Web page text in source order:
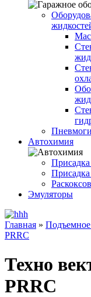
Автохимия
Эмуляторы
Главная » Подъемное
PRRC
Техно
PRRC